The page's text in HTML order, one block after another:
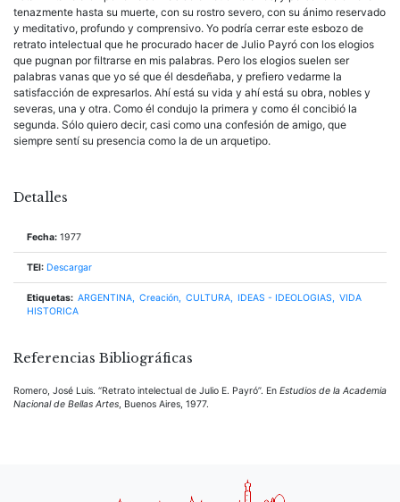
tenazmente hasta su muerte, con su rostro severo, con su ánimo reservado
y meditativo, profundo y comprensivo. Yo podría cerrar este esbozo de
retrato intelectual que he procurado hacer de Julio Payró con los elogios
que pugnan por filtrarse en mis palabras. Pero los elogios suelen ser
palabras vanas que yo sé que él desdeñaba, y prefiero vedarme la
satisfacción de expresarlos. Ahí está su vida y ahí está su obra, nobles y
severas, una y otra. Como él condujo la primera y como él concibió la
segunda. Sólo quiero decir, casi como una confesión de amigo, que
siempre sentí su presencia como la de un arquetipo.
Detalles
Fecha: 1977
TEI: Descargar
Etiquetas: ARGENTINA Creación CULTURA IDEAS - IDEOLOGIAS
VIDA
HISTORICA
Referencias Bibliográficas
Romero, José Luis. “Retrato intelectual de Julio E. Payró”. En Estudios de la Academia
Nacional de Bellas Artes, Buenos Aires, 1977.